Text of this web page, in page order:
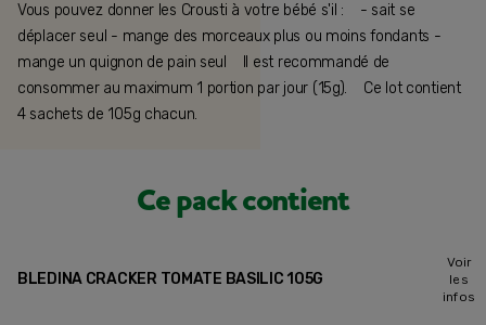
Vous pouvez donner les Crousti à votre bébé s'il : - sait se
déplacer seul - mange des morceaux plus ou moins fondants -
mange un quignon de pain seul Il est recommandé de
consommer au maximum 1 portion par jour (15g). Ce lot contient
4 sachets de 105g chacun.
Ce pack contient
BLEDINA CRACKER TOMATE BASILIC 105G
Voir
les
infos